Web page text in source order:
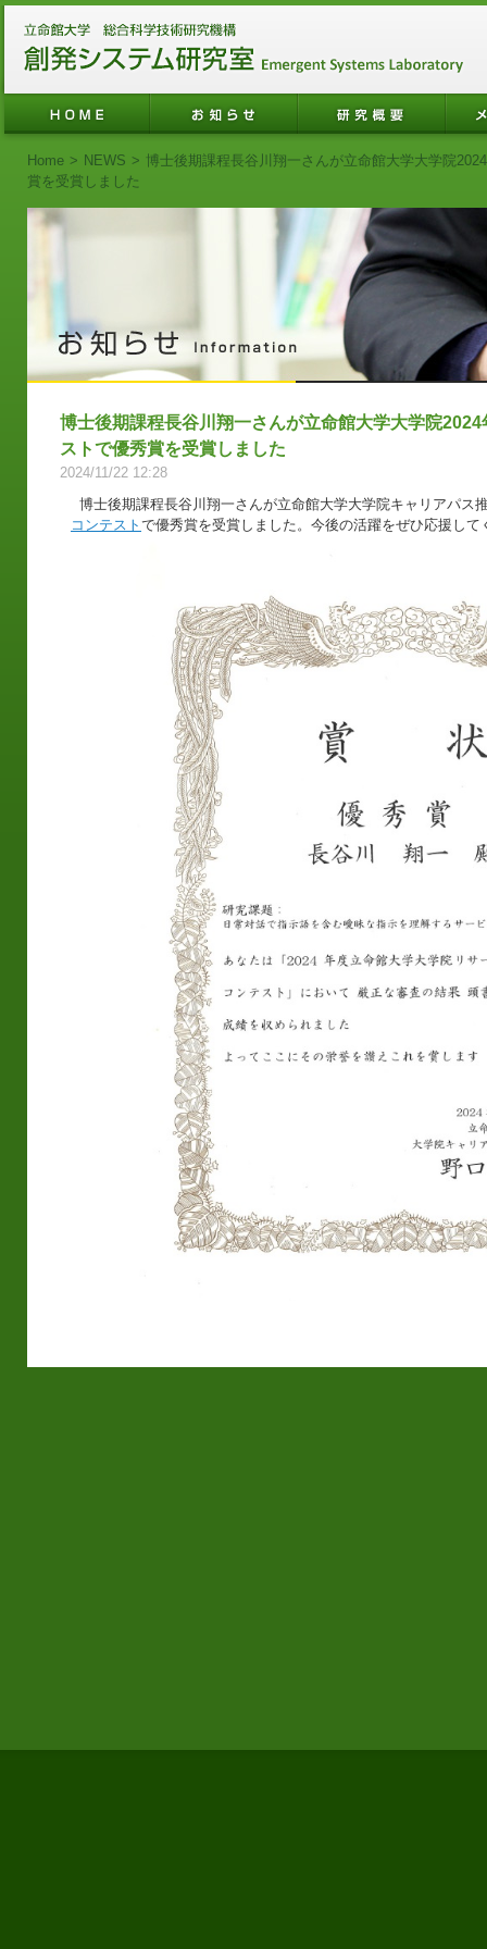
Home > NEWS > 博士後期課程長谷川翔一さんが立命館大学大学院
賞を受賞しました
博士後期課程長谷川翔一さんが立命館大学大学院
ストで優秀賞を受賞しました
2024/11/22 12:28
博士後期課程長谷川翔一さんが立命館大学大学院キャリアパス
コンテスト で優秀賞を受賞しました。今後の活躍をぜひ応援して